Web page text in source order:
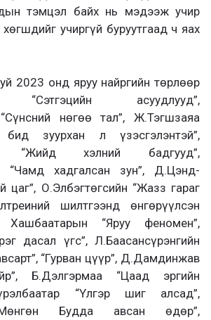
тэмцэл байх нь мэдээж учир
учиргүй буруутгаад ч яах
2023 онд яруу найргийн төрлөөр
“Сэтгэцийн асуудлууд”,
нөгөө тал”, Ж.Тэгшзаяа
зуурхан л үзэсгэлэнтэй”,
“Жийд хэлний бадгууд”,
“Чамд хадгалсан зун”, Д.Цэнд-
цаг”, О.Элбэгтөгсийн “Жазз гараг
шилтгээнд өнгөрүүлсэн
Хашбаатарын “Яруу феномен”,
дасал үгс”, Л.Баасансүрэнгийн
“Гурван цүүр”, Д.Дамдинжав
Б.Дэлгэрмаа “Цаад эргийн
“Үлгэр шиг алсад”,
Будда авсан өдөр”,